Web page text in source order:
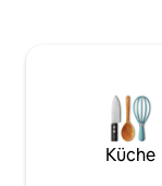
Strecken in der
es sich einfach
Sie die Ruhe. Wir
wie dein zweites
Küche